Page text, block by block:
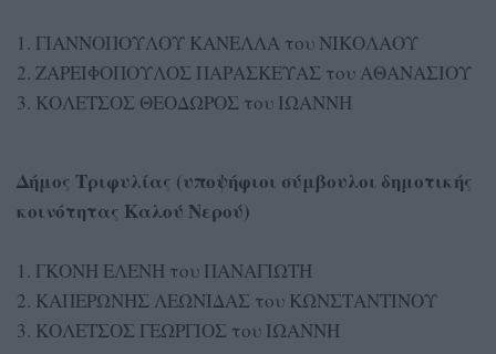
1. ΓΙΑΝΝΟΠΟΥΛΟΥ ΚΑΝΕΛΛΑ του ΝΙΚΟΛΑΟΥ
2. ΖΑΡΕΙΦΟΠΟΥΛΟΣ ΠΑΡΑΣΚΕΥΑΣ του ΑΘΑΝΑΣΙΟΥ
3. ΚΟΛΕΤΣΟΣ ΘΕΟΔΩΡΟΣ του ΙΩΑΝΝΗ
Δήμος Τριφυλίας (υποψήφιοι σύμβουλοι δημοτικής
κοινότητας Καλού Νερού)
1. ΓΚΟΝΗ ΕΛΕΝΗ του ΠΑΝΑΓΙΩΤΗ
2. ΚΑΠΕΡΩΝΗΣ ΛΕΩΝΙΔΑΣ του ΚΩΝΣΤΑΝΤΙΝΟΥ
3. ΚΟΛΕΤΣΟΣ ΓΕΩΡΓΙΟΣ του ΙΩΑΝΝΗ